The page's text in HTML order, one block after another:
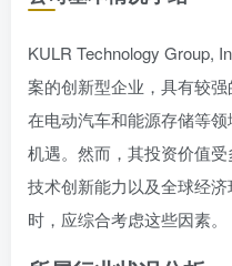
KULR Technology Group,
案的创新型企业，具有较
在电动汽车和能源存储等
机遇。然而，其投资价值受
技术创新能力以及全球经
时，应综合考虑这些因素。